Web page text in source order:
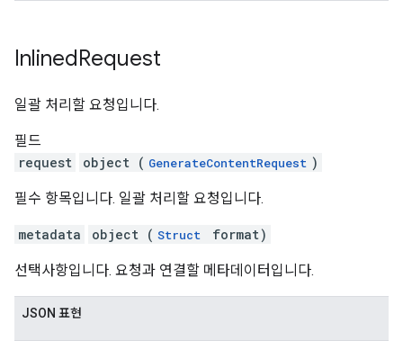
InlinedRequest
일괄 처리할 요청입니다.
필드
request
object ( GenerateContentRequest )
필수 항목입니다. 일괄 처리할 요청입니다.
metadata object ( Struct format)
선택사항입니다. 요청과 연결할 메타데이터입니다.
JSON 표현